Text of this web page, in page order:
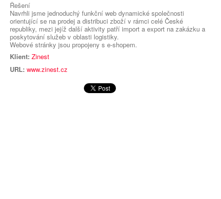
Řešení
Navrhli jsme jednoduchý funkční web dynamické společnosti
orientující se na prodej a distribuci zboží v rámci celé České
republiky, mezi jejíž další aktivity patří import a export na zakázku a
poskytování služeb v oblasti logistiky.
Webové stránky jsou propojeny s e-shopem.
Klient: Zinest
URL: www.zinest.cz